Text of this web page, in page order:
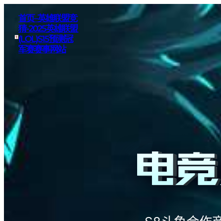
首页–英雄联盟竞
猜-2025英雄联盟
(LOL)S15预测冠
军赛赛事网站